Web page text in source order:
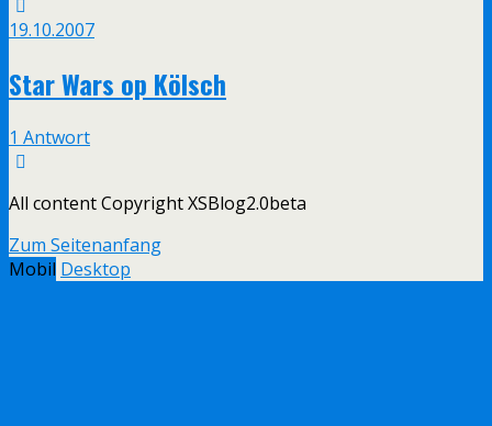
19.10.2007
Star Wars op Kölsch
1 Antwort
All content Copyright XSBlog2.0beta
Zum Seitenanfang
Mobil Desktop